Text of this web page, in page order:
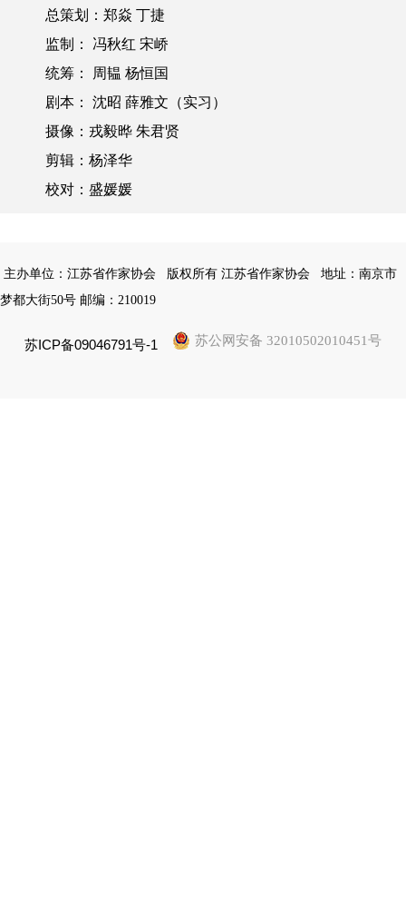
总策划：郑焱 丁捷
监制： 冯秋红 宋峤
统筹： 周韫 杨恒国
剧本： 沈昭 薛雅文（实习）
摄像：戎毅晔 朱君贤
剪辑：杨泽华
校对：盛媛媛
主办单位：江苏省作家协会 版权所有 江苏省作家协会
地址：南京市
梦都大街50号 邮编：210019
苏ICP备09046791号-1 苏公网安备 32010502010451号